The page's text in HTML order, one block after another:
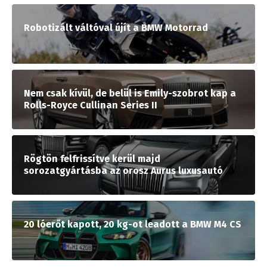
Robotizált váltóval újít a BMW Motorrad
Nem csak kívül, de belül is Emily-szobrot kap a
Rolls-Royce Cullinan Series II
Rögtön felfrissítve kerül majd
sorozatgyártásba az orosz Aurus luxusautó
20 lóerőt kapott, 20 kg-ot leadott a BMW M4 CS